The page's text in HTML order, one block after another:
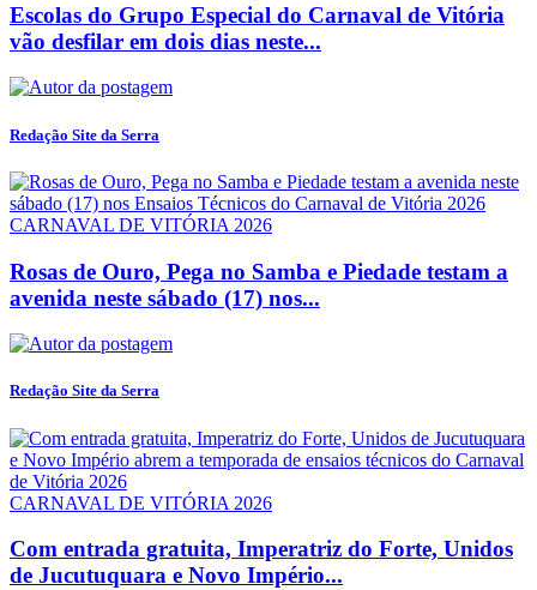
Escolas do Grupo Especial do Carnaval de Vitória
vão desfilar em dois dias neste...
Redação Site da Serra
CARNAVAL DE VITÓRIA 2026
Rosas de Ouro, Pega no Samba e Piedade testam a
avenida neste sábado (17) nos...
Redação Site da Serra
CARNAVAL DE VITÓRIA 2026
Com entrada gratuita, Imperatriz do Forte, Unidos
de Jucutuquara e Novo Império...